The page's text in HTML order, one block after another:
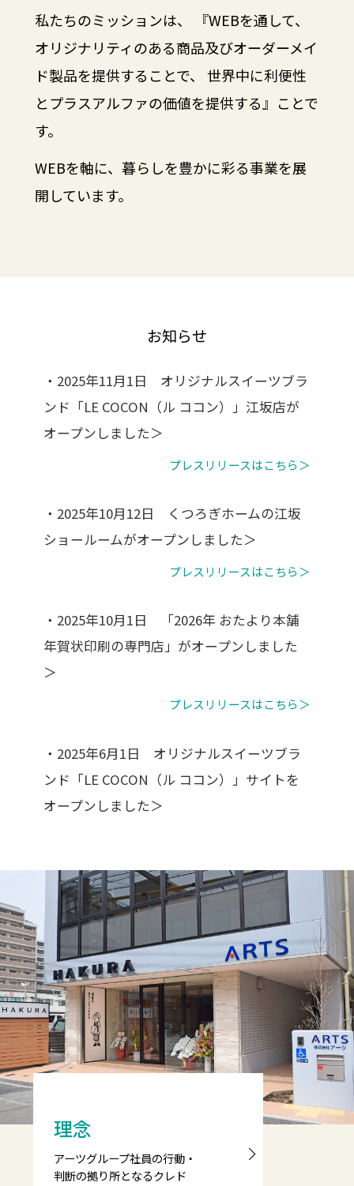
私たちのミッションは、
『WEBを通して、
オリジナリティのある商品及びオーダーメイ
ド製品を提供することで、
世界中に利便性
とプラスアルファの価値を提供する』ことで
す。
WEBを軸に、暮らしを豊かに彩る事業を展
開しています。
お知らせ
・2025年11月1日 オリジナルスイーツブラ
ンド「LE COCON（ル ココン）」江坂店が
オープンしました＞
プレスリリースはこちら＞
・2025年10月12日 くつろぎホームの江坂
ショールームがオープンしました＞
プレスリリースはこちら＞
・2025年10月1日 「2026年 おたより本舗
年賀状印刷の専門店」がオープンしました
＞
プレスリリースはこちら＞
・2025年6月1日 オリジナルスイーツブラ
ンド「LE COCON（ル ココン）」サイトを
オープンしました＞
理念
アーツグループ社員の行動・
判断の拠り所となるクレド